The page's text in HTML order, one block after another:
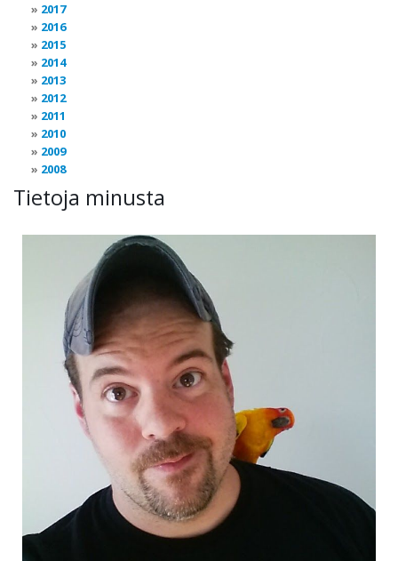
2017
2016
2015
2014
2013
2012
2011
2010
2009
2008
Tietoja minusta